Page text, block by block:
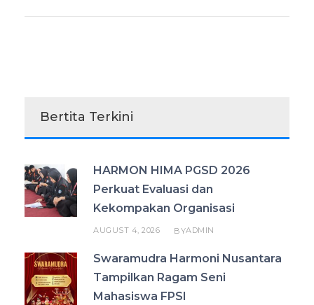
Bertita Terkini
HARMON HIMA PGSD 2026
Perkuat Evaluasi dan
Kekompakan Organisasi
AUGUST 4, 2026 BYADMIN
Swaramudra Harmoni Nusantara
Tampilkan Ragam Seni
Mahasiswa FPSI